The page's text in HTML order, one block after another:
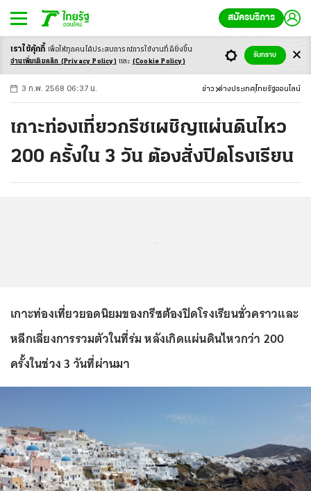
สมัครบริการ
-ก ก ก+
3 ก.พ. 2568 06:37 น. ข่าว ต่างประเทศ ไทยรัฐออนไลน์
เกาะท่องเที่ยวกรีซเผชิญแผ่นดินไหว
200 ครั้งใน 3 วัน ต้องสั่งปิดโรงเรียน
เกาะท่องเที่ยวยอดนิยมของกรีซต้องปิดโรงเรียนชั่วคราวและ
หลีกเลี่ยงการรวมตัวในที่ร่ม หลังเกิดแผ่นดินไหวกว่า 200
ครั้งในช่วง 3 วันที่ผ่านมา
เราใช้คุ้กกี้ เพื่อให้ทุกคนได้ประสบการณ์การใช้งานที่ดียิ่งขึ้น
อ่านเพิ่มเติมคลิก (Privacy Policy) และ (Cookie Policy)
รับทราบ